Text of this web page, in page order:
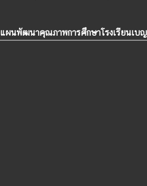
แผนพัฒนาคุณภาพการศึกษาโรงเรียน